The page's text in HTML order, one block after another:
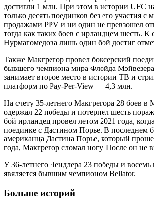
достигли 1 млн. При этом в истории UFC
только десять поединков без его участия
продажами PPV и ни один не превзошел
тогда как таких боев с ирландцем шесть. К
Нурмагомедова лишь один бой достиг
Также Макгрегор провел боксерский
бывшего чемпиона мира Флойда
занимает второе место в истории ТВ и
платформ по Pay-Per-View — 4,3 млн.
На счету 35-летнего Макгрегора 28 боев
одержал 22 победы и потерпел шесть
бой ирландец провел летом 2021 года,
поединке с Дастином Порье. В последнем
американца Дастина Порье, который
года, Макгрегор сломал ногу. После он не
У 36-летнего Чендлера 23 победы и
явяляется бывшим чемпионом Bellator.
Больше историй